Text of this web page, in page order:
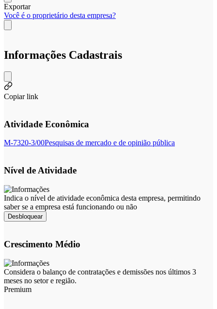
Exportar
Você é o proprietário desta empresa?
Informações Cadastrais
Copiar link
Atividade Econômica
M-7320-3/00Pesquisas de mercado e de opinião pública
Nível de Atividade
Indica o nível de atividade econômica desta empresa, permitindo
saber se a empresa está funcionando ou não
Desbloquear
Crescimento Médio
Considera o balanço de contratações e demissões nos últimos 3
meses no setor e região.
Premium